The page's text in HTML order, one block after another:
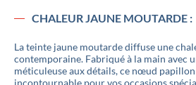
CHALEUR JAUNE MOUTARDE :
La teinte jaune moutarde diffuse une
contemporaine. Fabriqué à la main avec
méticuleuse aux détails, ce nœud
incontournable pour vos occasions